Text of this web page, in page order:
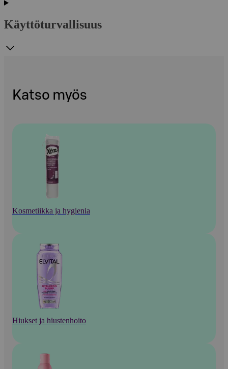
Käyttöturvallisuus
Katso myös
Kosmetiikka ja hygienia
Hiukset ja hiustenhoito